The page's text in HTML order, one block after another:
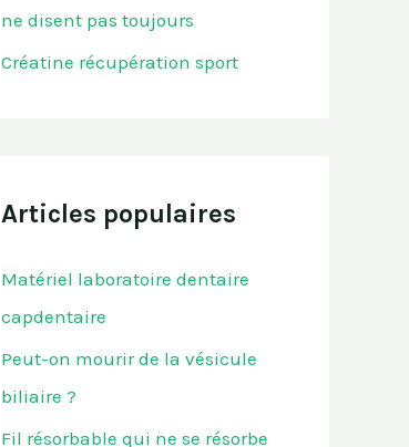
ne disent pas toujours
Créatine récupération sport
Articles populaires
Matériel laboratoire dentaire
capdentaire
Peut-on mourir de la vésicule
biliaire ?
Fil résorbable qui ne se résorbe